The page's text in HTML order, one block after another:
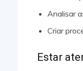
Analisar
Criar
Estar